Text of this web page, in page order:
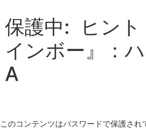
保護中: ヒント
インボー』：
A
このコンテンツはパスワードで保護され